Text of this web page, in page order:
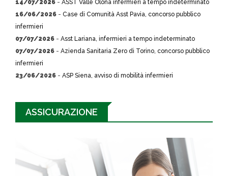
14/07/2026 - ASST Valle Olona infermieri a tempo indeterminato
16/06/2026 - Case di Comunità Asst Pavia, concorso pubblico
infermieri
07/07/2026 - Asst Lariana, infermieri a tempo indeterminato
07/07/2026 - Azienda Sanitaria Zero di Torino, concorso pubblico
infermieri
23/06/2026 - ASP Siena, avviso di mobilità infermieri
ASSICURAZIONE